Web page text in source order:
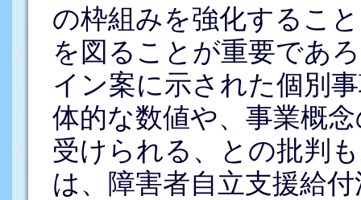
の枠組みを強化するこ
を図ることが重要であ
イン案に示された個別
体的な数値や、事業概
受けられる、との批判
は、障害者自立支援給